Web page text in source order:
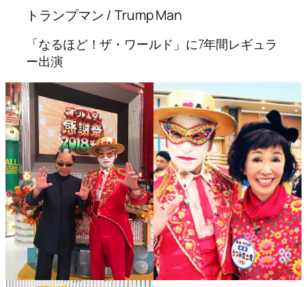
トランプマン / Trump Man
「なるほど！ザ・ワールド」に7年間レギュラ
ー出演